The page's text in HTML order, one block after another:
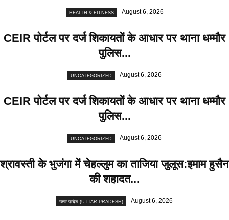
HEALTH & FITNESS August 6, 2026
CEIR पोर्टल पर दर्ज शिकायतों के आधार पर थाना धम्मौर
पुलिस...
UNCATEGORIZED August 6, 2026
CEIR पोर्टल पर दर्ज शिकायतों के आधार पर थाना धम्मौर
पुलिस...
UNCATEGORIZED August 6, 2026
श्रावस्ती के भुजंगा में चेहल्लुम का ताजिया जुलूस:इमाम हुसैन
की शहादत...
उत्तर प्रदेश (UTTAR PRADESH) August 6, 2026